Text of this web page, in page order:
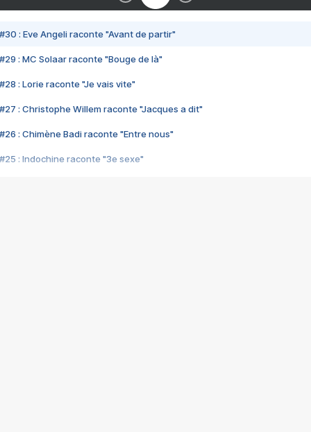
#30 : Eve Angeli raconte "Avant de partir"
#29 : MC Solaar raconte "Bouge de là"
#28 : Lorie raconte "Je vais vite"
#27 : Christophe Willem raconte "Jacques a dit"
#26 : Chimène Badi raconte "Entre nous"
#25 : Indochine raconte "3e sexe"